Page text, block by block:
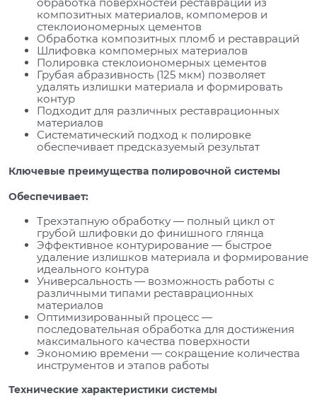
композитных материалов, компомеров и
стеклоиономерных цементов
Обработка композитных пломб и реставраций
Шлифовка компомерных материалов
Полировка стеклоиономерных цементов
Грубая абразивность (125 мкм) позволяет
удалять излишки материала и формировать
контур
Подходит для различных реставрационных
материалов
Систематический подход к полировке
обеспечивает предсказуемый результат
Ключевые преимущества полировочной системы
Обеспечивает:
Трехэтапную обработку — полный цикл от
грубой шлифовки до финишного глянца
Эффективное контурирование — быстрое
удаление излишков материала и формирование
идеального контура
Универсальность — возможность работы с
различными типами реставрационных
материалов
Оптимизированный процесс —
последовательная обработка для достижения
максимального качества поверхности
Экономию времени — сокращение количества
инструментов и этапов работы
Технические характеристики системы